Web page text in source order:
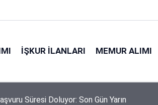
İŞKUR İLANLARI MEMUR ALIMI
Süresi Doluyor: Son Gün Yarın